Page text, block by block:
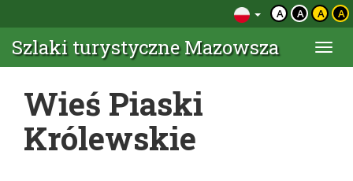
A A A A
Szlaki turystyczne Mazowsza
Wieś Piaski
Królewskie